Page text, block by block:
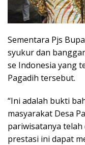
Sementara Pjs
syukur dan
se Indonesia yang
Pagadih tersebut.
“Ini adalah bukti
masyarakat Desa
pariwisatanya
prestasi ini dapat